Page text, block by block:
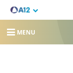
MENU